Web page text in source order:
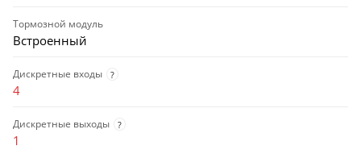
Тормозной модуль
Встроенный
Дискретные входы ?
4
Дискретные выходы ?
1